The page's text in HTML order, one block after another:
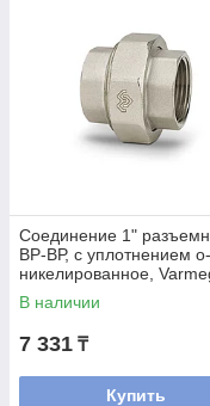
Соединение 1"
ВР-ВР, с уплотнением o-
никелированное,
В наличии
7 331 ₸
Купить